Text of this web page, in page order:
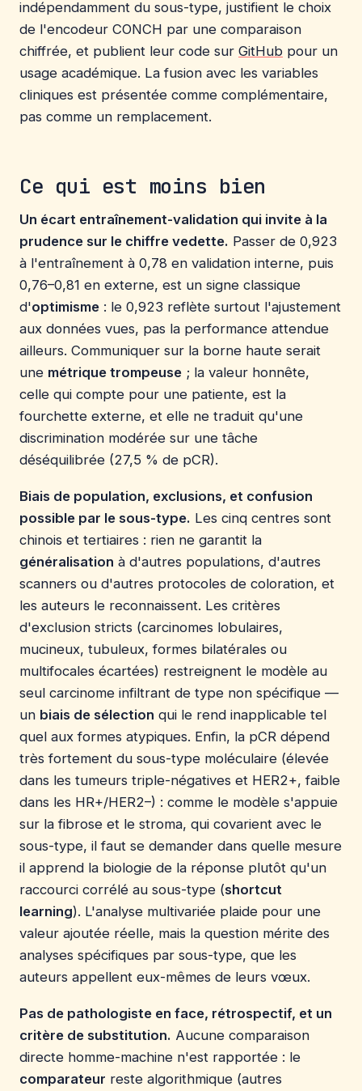
indépendamment du sous-type, justifient le choix
de l'encodeur CONCH par une comparaison
chiffrée, et publient leur code sur GitHub pour un
usage académique. La fusion avec les variables
cliniques est présentée comme complémentaire,
pas comme un remplacement.
Ce qui est moins bien
Un écart entraînement-validation qui invite à la
prudence sur le chiffre vedette. Passer de 0,923
à l'entraînement à 0,78 en validation interne, puis
0,76–0,81 en externe, est un signe classique
d'optimisme : le 0,923 reflète surtout l'ajustement
aux données vues, pas la performance attendue
ailleurs. Communiquer sur la borne haute serait
une métrique trompeuse ; la valeur honnête,
celle qui compte pour une patiente, est la
fourchette externe, et elle ne traduit qu'une
discrimination modérée sur une tâche
déséquilibrée (27,5 % de pCR).
Biais de population, exclusions, et confusion
possible par le sous-type. Les cinq centres sont
chinois et tertiaires : rien ne garantit la
généralisation à d'autres populations, d'autres
scanners ou d'autres protocoles de coloration, et
les auteurs le reconnaissent. Les critères
d'exclusion stricts (carcinomes lobulaires,
mucineux, tubuleux, formes bilatérales ou
multifocales écartées) restreignent le modèle au
seul carcinome infiltrant de type non spécifique —
un biais de sélection qui le rend inapplicable tel
quel aux formes atypiques. Enfin, la pCR dépend
très fortement du sous-type moléculaire (élevée
dans les tumeurs triple-négatives et HER2+, faible
dans les HR+/HER2–) : comme le modèle s'appuie
sur la fibrose et le stroma, qui covarient avec le
sous-type, il faut se demander dans quelle mesure
il apprend la biologie de la réponse plutôt qu'un
raccourci corrélé au sous-type (shortcut
learning). L'analyse multivariée plaide pour une
valeur ajoutée réelle, mais la question mérite des
analyses spécifiques par sous-type, que les
auteurs appellent eux-mêmes de leurs vœux.
Pas de pathologiste en face, rétrospectif, et un
critère de substitution. Aucune comparaison
directe homme-machine n'est rapportée : le
comparateur reste algorithmique (autres